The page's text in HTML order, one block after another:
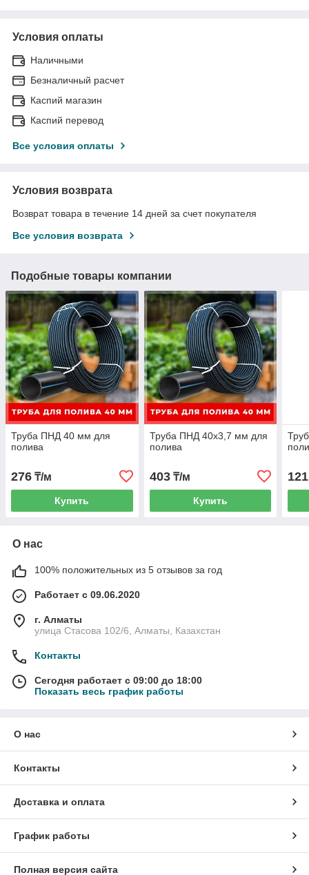
Условия оплаты
Наличными
Безналичный расчет
Каспий магазин
Каспий перевод
Все условия оплаты
Условия возврата
Возврат товара в течение 14 дней за счет покупателя
Все условия возврата
Подобные товары компании
Труба ПНД 40 мм для
полива
276 ₸/м
Купить
Труба ПНД 40х3,7 мм для
полива
403₸/м
Купить
121
О нас
100% положительных из 5 отзывов за год
Работает с 09.06.2020
г. Алматы
улица Стасова 102/6, Алматы, Казахстан
Контакты
Сегодня работает с 09:00 до 18:00
Показать весь график работы
О нас
Контакты
Доставка и оплата
График работы
Полная версия сайта